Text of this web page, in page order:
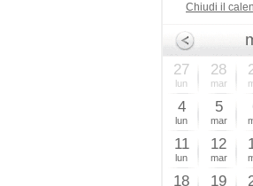
Chiudi il
27
lun
28
mar
4
lun
5
mar
11
lun
12
mar
18 19